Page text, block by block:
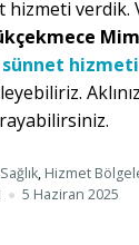
hizmeti verdik.
sünnet hizmeti
, Hizmet
5 Haziran 2025